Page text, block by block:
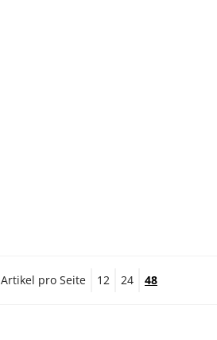
Artikel pro Seite 12 24 48